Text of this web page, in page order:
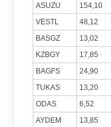
ASUZU
154,10
VESTL
48,12
BASGZ
13,02
KZBGY
17,85
BAGFS
24,90
TUKAS
13,20
ODAS
6,52
AYDEM
13,85